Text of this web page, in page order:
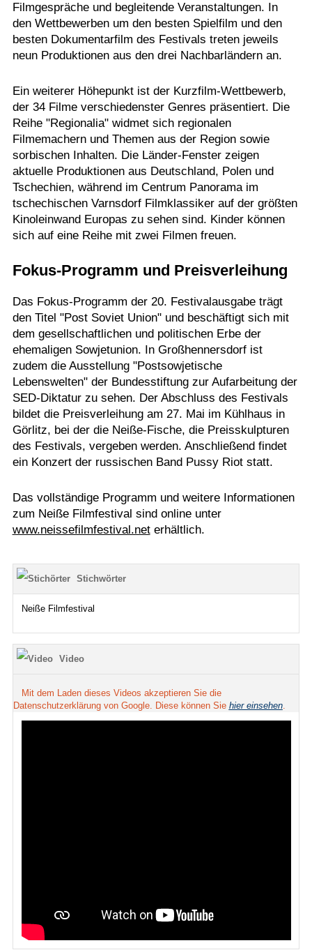
Filmgespräche und begleitende Veranstaltungen. In
den Wettbewerben um den besten Spielfilm und den
besten Dokumentarfilm des Festivals treten jeweils
neun Produktionen aus den drei Nachbarländern an.
Ein weiterer Höhepunkt ist der Kurzfilm-Wettbewerb,
der 34 Filme verschiedenster Genres präsentiert. Die
Reihe "Regionalia" widmet sich regionalen
Filmemachern und Themen aus der Region sowie
sorbischen Inhalten. Die Länder-Fenster zeigen
aktuelle Produktionen aus Deutschland, Polen und
Tschechien, während im Centrum Panorama im
tschechischen Varnsdorf Filmklassiker auf der größten
Kinoleinwand Europas zu sehen sind. Kinder können
sich auf eine Reihe mit zwei Filmen freuen.
Fokus-Programm und Preisverleihung
Das Fokus-Programm der 20. Festivalausgabe trägt
den Titel "Post Soviet Union" und beschäftigt sich mit
dem gesellschaftlichen und politischen Erbe der
ehemaligen Sowjetunion. In Großhennersdorf ist
zudem die Ausstellung "Postsowjetische
Lebenswelten" der Bundesstiftung zur Aufarbeitung der
SED-Diktatur zu sehen. Der Abschluss des Festivals
bildet die Preisverleihung am 27. Mai im Kühlhaus in
Görlitz, bei der die Neiße-Fische, die Preisskulpturen
des Festivals, vergeben werden. Anschließend findet
ein Konzert der russischen Band Pussy Riot statt.
Das vollständige Programm und weitere Informationen
zum Neiße Filmfestival sind online unter
www.neissefilmfestival.neterhältlich.
Stichwörter
Neiße Filmfestival
Video
Mit dem Laden dieses Videos akzeptieren Sie die
Datenschutzerklärung von Google. Diese können Sie hier einsehen.